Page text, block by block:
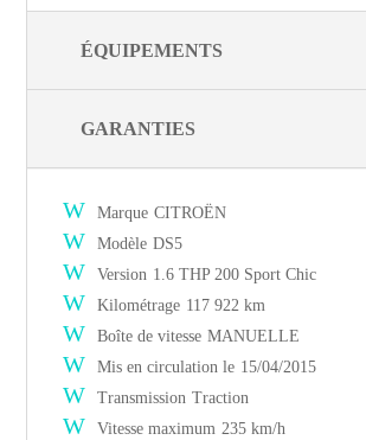
ÉQUIPEMENTS
GARANTIES
W Marque CITROËN
W Modèle DS5
W Version 1.6 THP 200 Sport Chic
W Kilométrage 117 922 km
W Boîte de vitesse MANUELLE
W Mis en circulation le 15/04/2015
W Transmission Traction
W Vitesse maximum 235 km/h